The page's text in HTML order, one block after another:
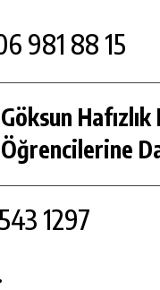
981 88 15
Göksun Hafızlık
Öğrencilerine
1297
AKIŞI
GEZISI.